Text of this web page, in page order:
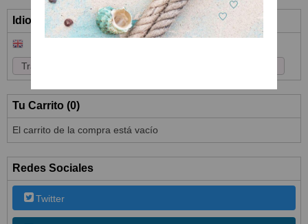
Idioma
Tu Carrito (0)
El carrito de la compra está vacío
Redes Sociales
Twitter